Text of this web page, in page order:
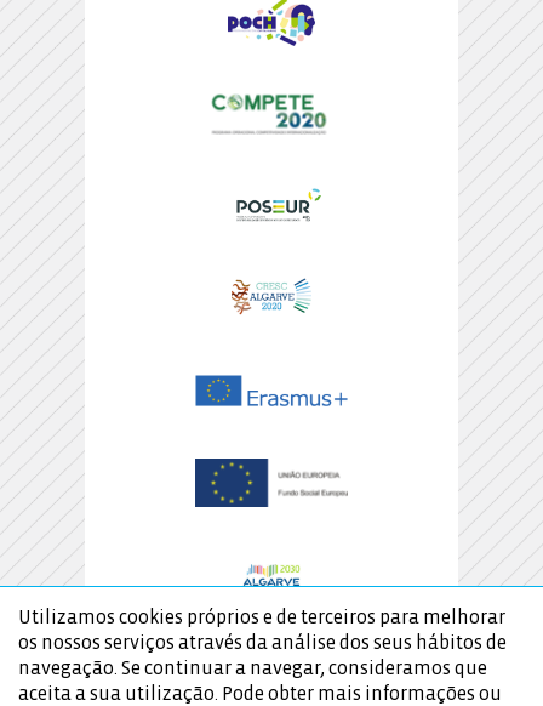
Utilizamos cookies próprios e de terceiros para melhorar
os nossos serviços através da análise dos seus hábitos de
navegação. Se continuar a navegar, consideramos que
aceita a sua utilização. Pode obter mais informações ou